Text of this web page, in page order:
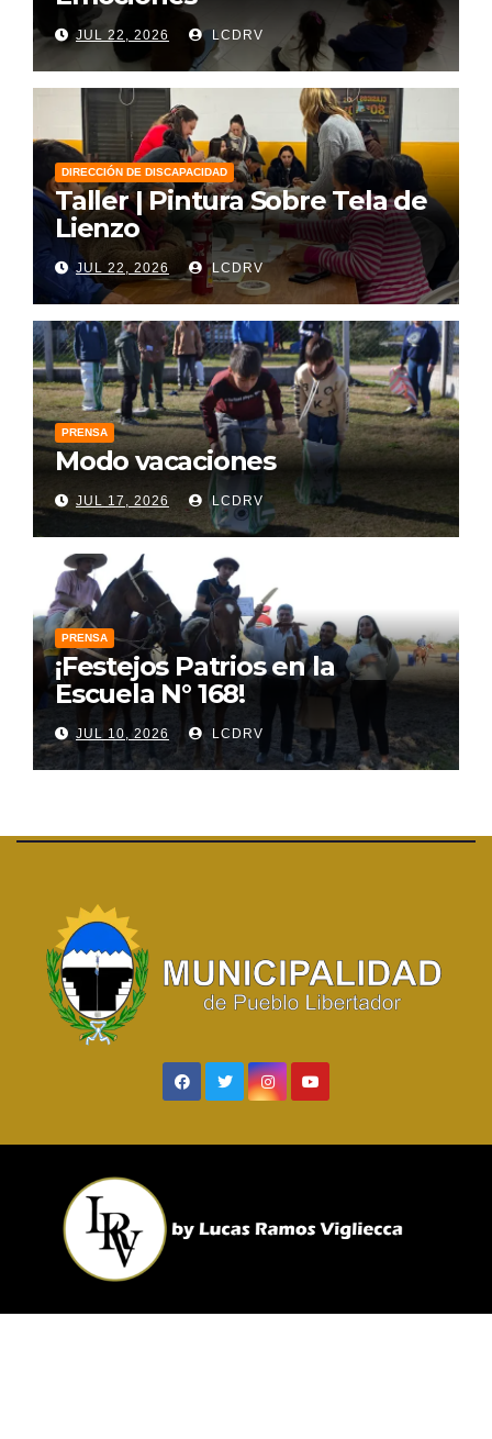
JUL 22, 2026 LCDRV
DIRECCIÓN DE DISCAPACIDAD
Taller | Pintura Sobre Tela de
Lienzo
JUL 22, 2026 LCDRV
PRENSA
Modo vacaciones
JUL 17, 2026 LCDRV
PRENSA
¡Festejos Patrios en la
Escuela N° 168!
JUL 10, 2026 LCDRV